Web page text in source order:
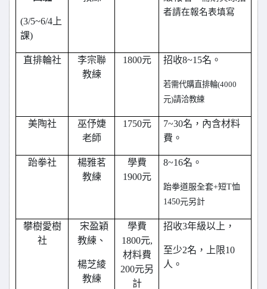
(3/5~6/4 上
課)
者請在報名表填寫
直排輪社
李宗聯
教練
1800元 招收8~15名。
若需代購直排輪(4000
元)請洽教練
美陶社
巫伃婕
老師
1750元 7~30名，內含材料
費。
跆拳社
楊雅茗
教練
學費
1900元
8~16名。
跆拳道服全套+短T恤
1450元另計
攀樹愛樹
社
宋盈穎
教練、
楊芝綾
教練
學費
1800元,
材料費
200元另
計
招收3年級以上，
至少2名，上限10
人。